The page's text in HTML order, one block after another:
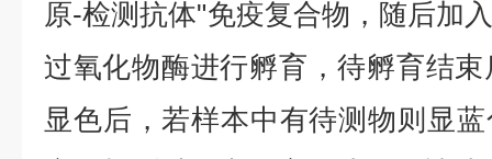
原-检测抗体"免疫复合物，随后加
过氧化物酶进行孵育，待孵育结
显色后，若样本中有待测物则显